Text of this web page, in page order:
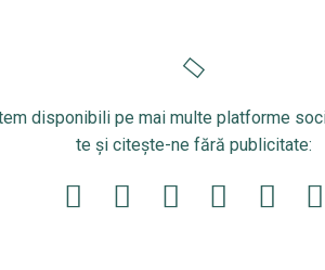
disponibili pe mai multe platforme
te și citește-ne fără publicitate: